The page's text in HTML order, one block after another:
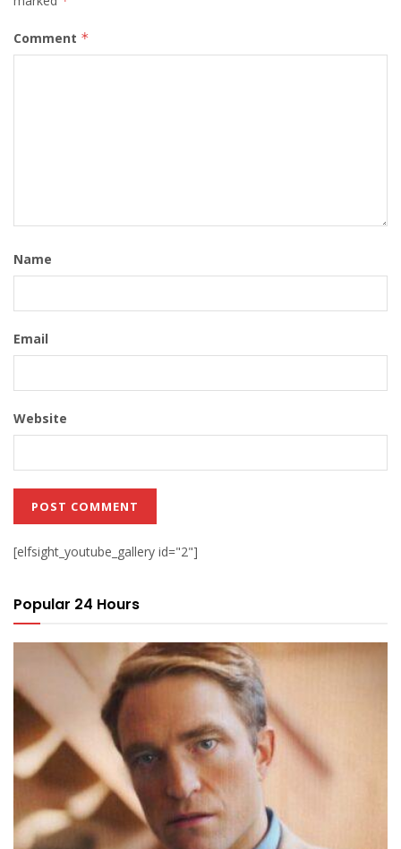
Comment *
Name
Email
Website
[elfsight_youtube_gallery id="2"]
Popular 24 Hours